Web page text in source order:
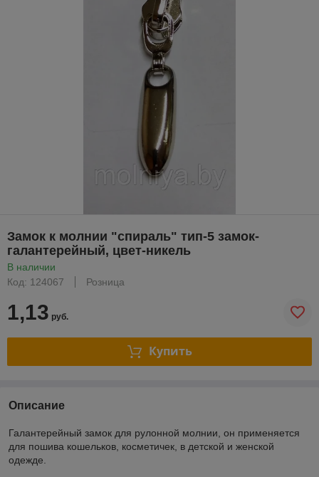
Замок к молнии "спираль" тип-5 замок-
галантерейный, цвет-никель
В наличии
Код: 124067
Розница
1,13 руб.
Купить
Описание
Галантерейный замок для рулонной молнии, он применяется
для пошива кошельков, косметичек, в детской и женской
одежде.